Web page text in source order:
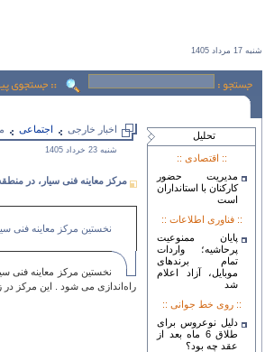
شنبه 17 مرداد 1405
اخبار خارجی اجتماعی
شنبه 23 خرداد 1405
مرکز معاینه فنی سیار، در منطقه ۲۲
نخستین مرکز معاینه فنی سیار، در منطقه ۲۲
راه‌اندازی می شود . این مرکز در زمینی به مساحت ۳۷۰ مترمربع واقع در محله
تحليل
:: اقتصادی ::
مدیریت حضور
کارکنان با استانداران
است
:: فناوری اطلاعات ::
پایان ممنوعیت
پرحاشیه؛ واردات
تمام برندهای
موبایل، آزاد اعلام
شد
:: روی خط جوانی ::
دلیل نوعروس برای
طلاق 6 ماه بعد از
عقد چه بود؟